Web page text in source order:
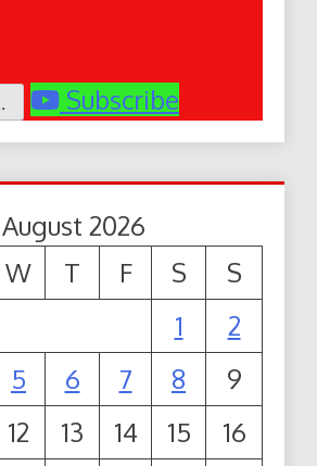
Subscribe
August 2026
W T F S
S
1
2
5 6 7 8
9
12 13 14 15
16